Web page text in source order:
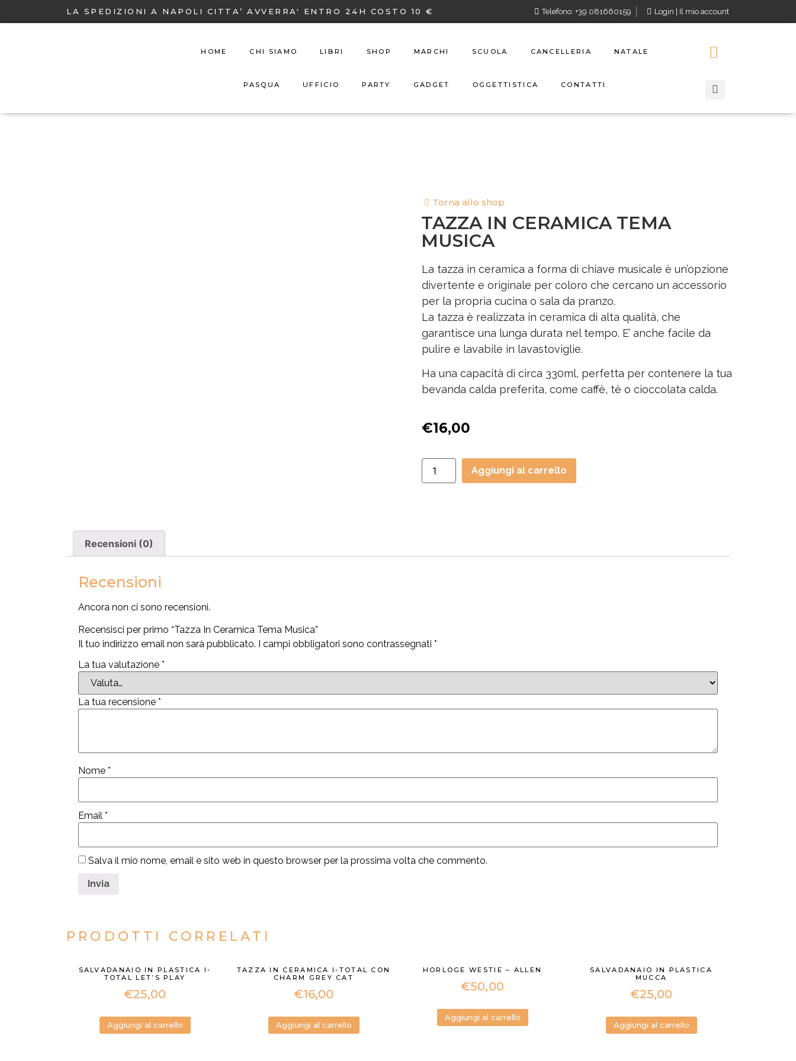
LA SPEDIZIONI A NAPOLI CITTA’ AVVERRA' ENTRO 24H COSTO 10 € Telefono: +39 081660159 Login | Il mio account
HOME CHI SIAMO LIBRI SHOP MARCHI SCUOLA CANCELLERIA NATALE
PASQUA UFFICIO PARTY GADGET OGGETTISTICA CONTATTI
Torna allo shop
TAZZA IN CERAMICA TEMA
MUSICA
La tazza in ceramica a forma di chiave musicale è un’opzione
divertente e originale per coloro che cercano un accessorio
per la propria cucina o sala da pranzo.
La tazza è realizzata in ceramica di alta qualità, che
garantisce una lunga durata nel tempo. E’ anche facile da
pulire e lavabile in lavastoviglie.
Ha una capacità di circa 330ml, perfetta per contenere la tua
bevanda calda preferita, come caffè, tè o cioccolata calda.
€16,00
Aggiungi al carrello
Recensioni (0)
Recensioni
Ancora non ci sono recensioni.
Recensisci per primo “Tazza In Ceramica Tema Musica”
Il tuo indirizzo email non sarà pubblicato.
I campi obbligatori sono contrassegnati *
La tua valutazione *
La tua recensione *
Nome *
Email *
Salva il mio nome, email e sito web in questo browser per la prossima volta che commento.
PRODOTTI CORRELATI
SALVADANAIO IN PLASTICA I-
TOTAL LET’S PLAY
€25,00
Aggiungi al carrello
TAZZA IN CERAMICA I-TOTAL CON
CHARM GREY CAT
€16,00
Aggiungi al carrello
HORLOGE WESTIE – ALLEN
€50,00
Aggiungi al carrello
SALVADANAIO IN PLASTICA
MUCCA
€25,00
Aggiungi al carrello